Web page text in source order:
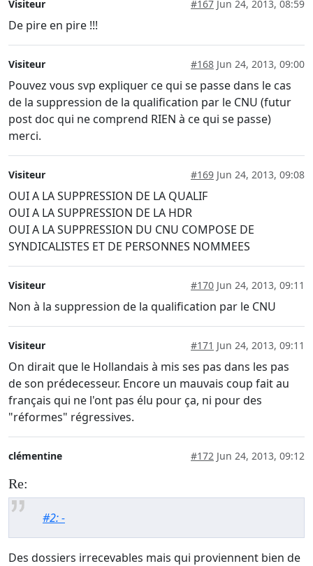
Visiteur #167 Jun 24, 2013, 08:59
De pire en pire !!!
Visiteur #168 Jun 24, 2013, 09:00
Pouvez vous svp expliquer ce qui se passe dans le cas
de la suppression de la qualification par le CNU (futur
post doc qui ne comprend RIEN à ce qui se passe)
merci.
Visiteur #169 Jun 24, 2013, 09:08
OUI A LA SUPPRESSION DE LA QUALIF
OUI A LA SUPPRESSION DE LA HDR
OUI A LA SUPPRESSION DU CNU COMPOSE DE
SYNDICALISTES ET DE PERSONNES NOMMEES
Visiteur #170 Jun 24, 2013, 09:11
Non à la suppression de la qualification par le CNU
Visiteur #171 Jun 24, 2013, 09:11
On dirait que le Hollandais à mis ses pas dans les pas
de son prédecesseur. Encore un mauvais coup fait au
français qui ne l'ont pas élu pour ça, ni pour des
"réformes" régressives.
clémentine #172 Jun 24, 2013, 09:12
Re:
#2: -
Des dossiers irrecevables mais qui proviennent bien de